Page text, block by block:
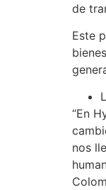
de
Este
“En
nos